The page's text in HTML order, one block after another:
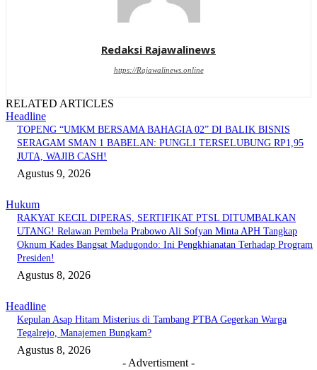
Redaksi Rajawalinews
https://Rajawalinews.online
RELATED ARTICLES
Headline
TOPENG “UMKM BERSAMA BAHAGIA 02” DI BALIK BISNIS
SERAGAM SMAN 1 BABELAN: PUNGLI TERSELUBUNG RP1,95
JUTA, WAJIB CASH!
Agustus 9, 2026
Hukum
RAKYAT KECIL DIPERAS, SERTIFIKAT PTSL DITUMBALKAN
UTANG! Relawan Pembela Prabowo Ali Sofyan Minta APH Tangkap
Oknum Kades Bangsat Madugondo: Ini Pengkhianatan Terhadap Program
Presiden!
Agustus 8, 2026
Headline
Kepulan Asap Hitam Misterius di Tambang PTBA Gegerkan Warga
Tegalrejo, Manajemen Bungkam?
Agustus 8, 2026
- Advertisment -